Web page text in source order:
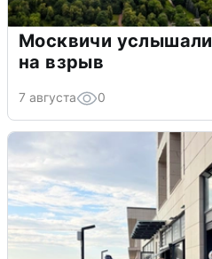
Москвичи
на взрыв
7 августа 0